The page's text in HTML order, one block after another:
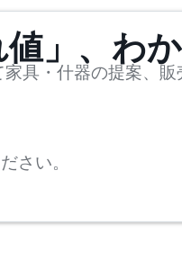
」、わか
具・什器の提案、
さい。